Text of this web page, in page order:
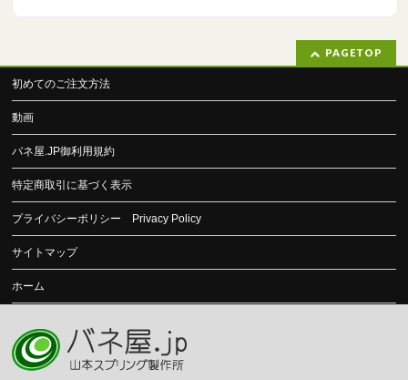
PAGETOP
初めてのご注文方法
動画
バネ屋.JP御利用規約
特定商取引に基づく表示
プライバシーポリシー Privacy Policy
サイトマップ
ホーム